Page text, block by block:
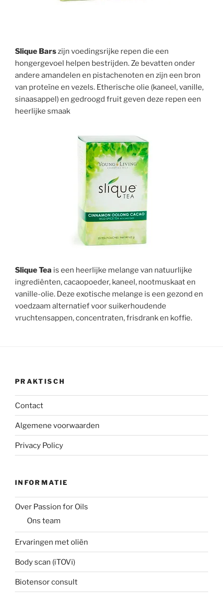
Slique Barszijn voedingsrijke repen die een
hongergevoel helpen bestrijden. Ze bevatten onder
andere amandelen en pistachenoten en zijn een bron
van proteïne en vezels. Etherische olie (kaneel, vanille,
sinaasappel) en gedroogd fruit geven deze repen een
heerlijke smaak
Slique Tea is een heerlijke melange van natuurlijke
ingrediënten, cacaopoeder, kaneel, nootmuskaat en
vanille-olie. Deze exotische melange is een gezond en
voedzaam alternatief voor suikerhoudende
vruchtensappen, concentraten, frisdrank en koffie.
PRAKTISCH
Contact
Algemene voorwaarden
Privacy Policy
INFORMATIE
Over Passion for Oils
Ons team
Ervaringen met oliën
Body scan (iTOVi)
Biotensor consult